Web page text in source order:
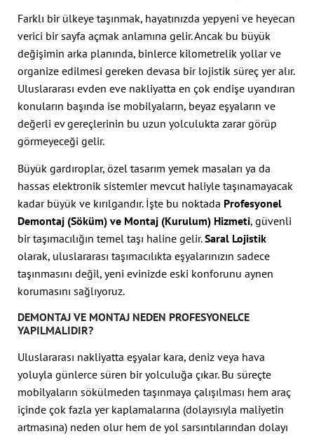
Farklı bir ülkeye taşınmak, hayatınızda yepyeni ve heyecan
verici bir sayfa açmak anlamına gelir. Ancak bu büyük
değişimin arka planında, binlerce kilometrelik yollar ve
organize edilmesi gereken devasa bir lojistik süreç yer alır.
Uluslararası evden eve nakliyatta en çok endişe uyandıran
konuların başında ise mobilyaların, beyaz eşyaların ve
değerli ev gereçlerinin bu uzun yolculukta zarar görüp
görmeyeceği gelir.
Büyük gardıroplar, özel tasarım yemek masaları ya da
hassas elektronik sistemler mevcut haliyle taşınamayacak
kadar büyük ve kırılgandır. İşte bu noktada Profesyonel
Demontaj (Söküm) ve Montaj (Kurulum) Hizmeti, güvenli
bir taşımacılığın temel taşı haline gelir.Saral Lojistik
olarak, uluslararası taşımacılıkta eşyalarınızın sadece
taşınmasını değil, yeni evinizde eski konforunu aynen
korumasını sağlıyoruz.
DEMONTAJ VE MONTAJ NEDEN PROFESYONELCE
YAPILMALIDIR?
Uluslararası nakliyatta eşyalar kara, deniz veya hava
yoluyla günlerce süren bir yolculuğa çıkar. Bu süreçte
mobilyaların sökülmeden taşınmaya çalışılması hem araç
içinde çok fazla yer kaplamalarına (dolayısıyla maliyetin
artmasına) neden olur hem de yol sarsıntılarından dolayı